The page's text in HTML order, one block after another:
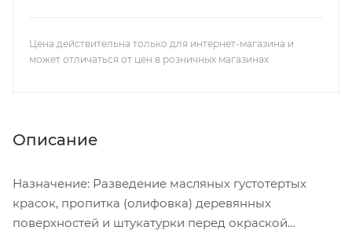
Цена действительна только для интернет-магазина и
может отличаться от цен в розничных магазинах
Описание
Назначение: Разведение масляных густотертых
красок, пропитка (олифовка) деревянных
поверхностей и штукатурки перед окраской